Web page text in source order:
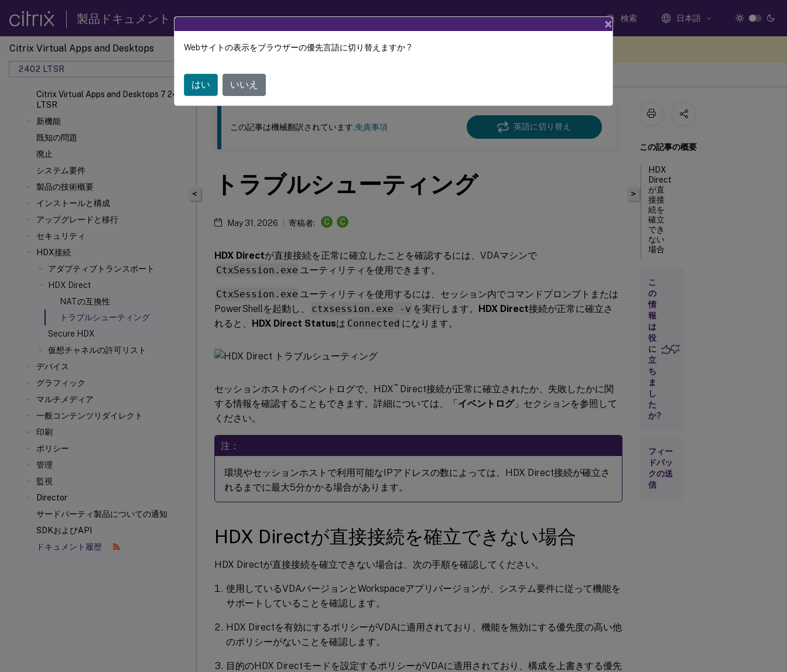
製品ドキュメント 検索 日本語
Citrix Virtual Apps and Desktops
2402 LTSR
Citrix Virtual Apps and Desktops 7 2402
LTSR
新機能
既知の問題
廃止
システム要件
製品の技術概要
インストールと構成
アップグレードと移行
セキュリティ
HDX接続
アダプティブトランスポート
HDX Direct
NATの互換性
トラブルシューティング
Secure HDX
仮想チャネルの許可リスト
デバイス
グラフィック
マルチメディア
一般コンテンツリダイレクト
印刷
ポリシー
管理
監視
Director
サードパーティ製品についての通知
SDKおよびAPI
ドキュメント履歴
このコンテンツは動的に機械翻訳されています。
Citrix Virtual Apps and Desktops 7 2402 LTSR
<
この記事は機械翻訳されています.免責事項 英語に切り替え
トラブルシューティング
May 31, 2026 寄稿者: C C
HDX Directが直接接続を正常に確立したことを確認するには、VDAマシンで
CtxSession.exe ユーティリティを使用できます。
CtxSession.exe ユーティリティを使用するには、セッション内でコマンドプロンプトまたは
PowerShellを起動し、
ctxsession.exe -v を実行します。 HDX Direct接続が正常に確立さ
れると、 HDX Direct Statusは Connected になります。
セッションホストのイベントログで、HDX ™
Direct接続が正常に確立されたか、失敗したかに関
する情報を確認することもできます。詳細については、「イベントログ」セクションを参照して
ください。
注：
環境やセッションホストで利用可能なIPアドレスの数によっては、HDX Direct接続が確立さ
れるまでに最大5分かかる場合があります。
HDX Directが直接接続を確立できない場合
HDX Directが直接接続を確立できない場合は、次の手順を確認してください。
使用しているVDAバージョンとWorkspaceアプリバージョンが、システム要件に従って機能を
サポートしていることを確認します。
HDX Directを有効にするポリシーがVDAに適用されており、機能を無効にする優先度の高い他
のポリシーがないことを確認します。
目的のHDX Directモードを設定するポリシーがVDAに適用されており、構成を上書きする優先
>
この記事の概要
HDX
Direct
が直
接接
続を
確立
でき
ない
場合
イベ
ント
ログ
既知
の問
題
こ
の
情
報
は
役
に
立
ち
ま
し
た
か?
フィー
ドバッ
クの送
信
×
Webサイトの表示をブラウザーの優先言語に切り替えますか ?
はい いいえ